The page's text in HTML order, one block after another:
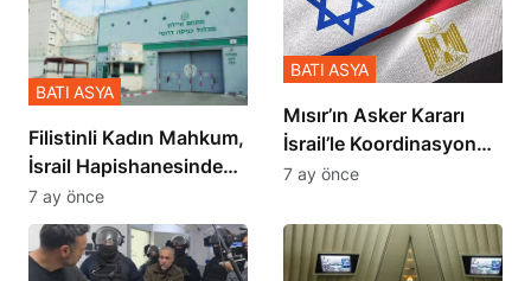
Filistinli Kadın Mahkum,
İsrail Hapishanesindeki
Zulmü Anlattı
BATI ASYA
7 ay önce
Mısır’ın Asker Kararı
İsrail’le Koordinasyon
İçinde Gerçekleşmiş
BATI ASYA
7 ay önce